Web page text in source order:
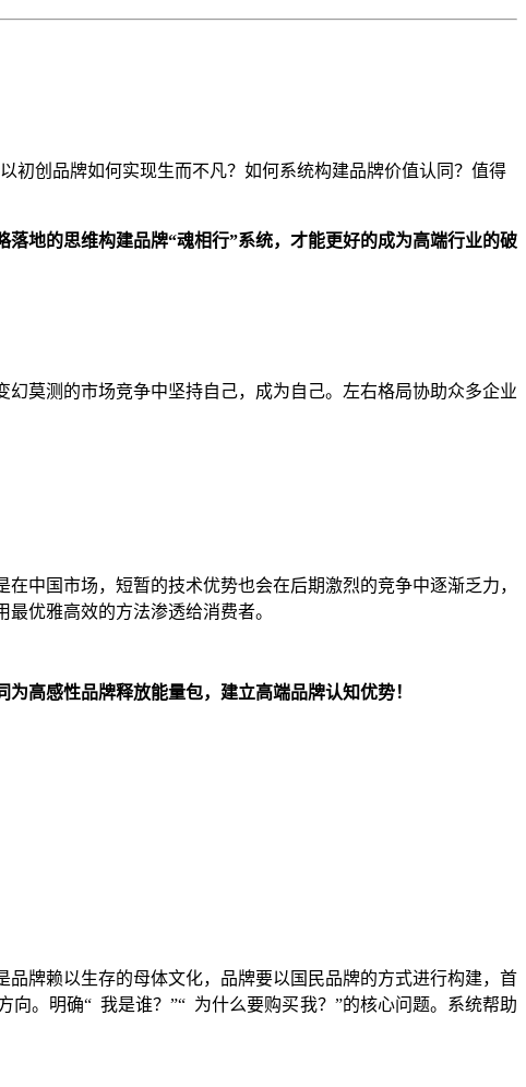
初创品牌如何实现生而不凡？如何系统构建品牌价值认同？值得
落地的思维构建品牌“魂相行”系统， 才能更好的成为高端行业的破
莫测的市场竞争中坚持自己，成为自己。左右格局协助众多企业
在中国市场， 短暂的技术优势也会在后期激烈的竞争中逐渐乏力，
最优雅高效的方法渗透给消费者。
为高感性品牌释放能量包， 建立高端品牌认知优势！
品牌赖以生存的母体文化，品牌要以 国民品牌的方式进行构建，首
向。明确“ 我是谁？”“ 为什么要购买我？ ”的核心问题。系统帮助